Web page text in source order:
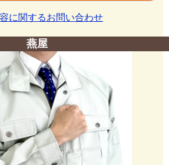
に関するお問い合わせ
燕屋